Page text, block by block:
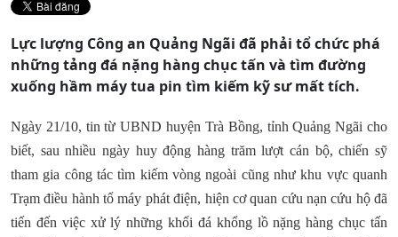
Lực lượng Công an Quảng Ngãi đã phải tổ chức phá
những tảng đá nặng hàng chục tấn và tìm đường
xuống hầm máy tua pin tìm kiếm kỹ sư mất tích.
Ngày 21/10, tin từ UBND huyện Trà Bồng, tỉnh Quảng Ngãi cho
biết, sau nhiều ngày huy động hàng trăm lượt cán bộ, chiến sỹ
tham gia công tác tìm kiếm vòng ngoài cũng như khu vực quanh
Trạm điều hành tổ máy phát điện, hiện cơ quan cứu nạn cứu hộ đã
tiến đến việc xử lý những khối đá khổng lồ nặng hàng chục tấn